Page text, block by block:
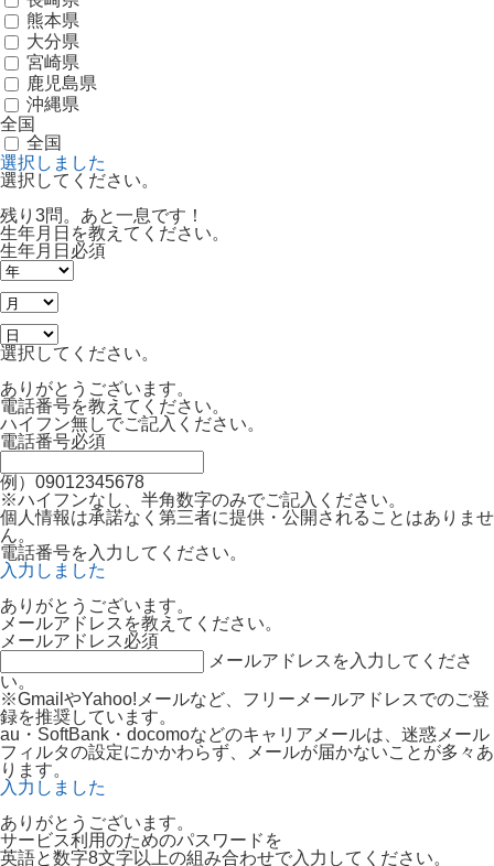
熊本県
大分県
宮崎県
鹿児島県
沖縄県
全国
全国
選択しました
選択してください。
残り3問。あと一息です！
生年月日を教えてください。
生年月日 必須
選択してください。
ありがとうございます。
電話番号を教えてください。
ハイフン無しでご記入ください。
電話番号必須
例）09012345678
※ハイフンなし、半角数字のみでご記入ください。
個人情報は承諾なく第三者に提供・公開されることはありませ
ん。
電話番号を入力してください。
入力しました
ありがとうございます。
メールアドレスを教えてください。
メールアドレス必須
メールアドレスを入力してくださ
い。
※GmailやYahoo!メールなど、フリーメールアドレスでのご登
録を推奨しています。
au・SoftBank・docomoなどのキャリアメールは、迷惑メール
フィルタの設定にかかわらず、メールが届かないことが多々あ
ります。
入力しました
ありがとうございます。
サービス利用のためのパスワードを
英語と数字8文字以上の組み合わせで入力してください。